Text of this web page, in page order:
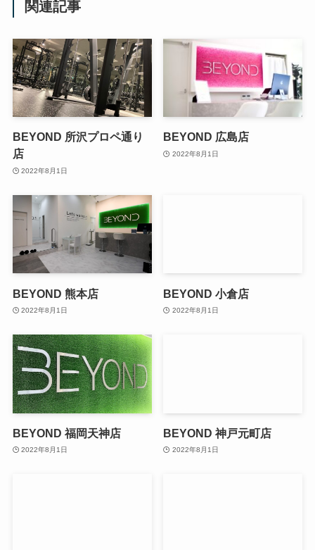
関連記事
BEYOND 所沢プロペ通り
店
2022年8月1日
BEYOND 広島店
2022年8月1日
BEYOND 熊本店
2022年8月1日
BEYOND 小倉店
2022年8月1日
BEYOND 福岡天神店
2022年8月1日
BEYOND 神戸元町店
2022年8月1日